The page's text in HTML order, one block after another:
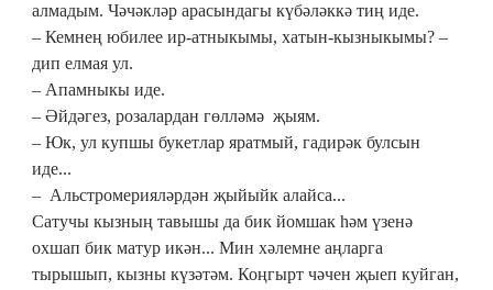
алмадым. Чәчәкләр арасындагы күбәләккә тиң иде.
– Кемнең юбилее ир-атныкымы, хатын-кызныкымы? –
дип елмая ул.
– Апамныкы иде.
– Әйдәгез, розалардан гөлләмә җыям.
– Юк, ул купшы букетлар яратмый, гадирәк булсын
иде...
– Альстромерияләрдән җыйыйк алайса...
Сатучы кызның тавышы да бик йомшак һәм үзенә
охшап бик матур икән... Мин хәлемне аңларга
тырышып, кызны күзәтәм. Коңгырт чәчен җыеп куйган,